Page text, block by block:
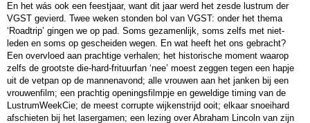
En het wás ook een feestjaar, want dit jaar werd het zesde lustrum der
VGST gevierd. Twee weken stonden bol van VGST: onder het thema
‘Roadtrip’ gingen we op pad. Soms gezamenlijk, soms zelfs met niet-
leden en soms op gescheiden wegen. En wat heeft het ons gebracht?
Een overvloed aan prachtige verhalen; het historische moment waarop
zelfs de grootste die-hard-frituurfan ‘nee’ moest zeggen tegen een hapje
uit de vetpan op de mannenavond; alle vrouwen aan het janken bij een
vrouwenfilm; een prachtig openingsfilmpje en geweldige timing van de
LustrumWeekCie; de meest corrupte wijkenstrijd ooit; elkaar snoeihard
afschieten bij het lasergamen; een lezing over Abraham Lincoln van zijn